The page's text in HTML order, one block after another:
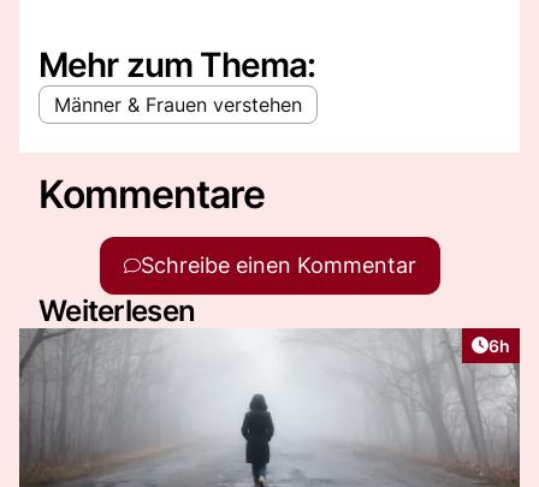
Mehr zum Thema:
Männer & Frauen verstehen
Kommentare
Schreibe einen Kommentar
Weiterlesen
6h